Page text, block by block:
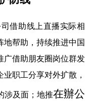
借助线上直播实际相
地帮助，持续推进中国
广借助朋友圈岗位群发
职工分享对外扩散，
涉及面；地推在辦公